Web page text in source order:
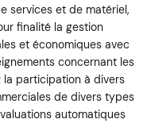
services et de matériel,
finalité la gestion
et économiques avec
concernant les
la participation à divers
de divers types
automatiques